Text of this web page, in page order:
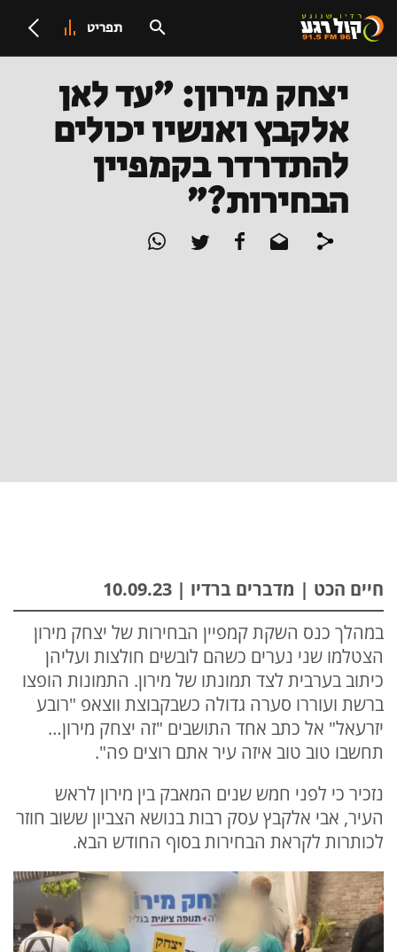
תפריט
יצחק מירון: "עד לאן
אלקבץ ואנשיו יכולים
להתדרדר בקמפיין
הבחירות?"
חיים הכט | מדברים ברדיו | 10.09.23
במהלך כנס השקת קמפיין הבחירות של יצחק מירון
הצטלמו שני נערים כשהם לובשים חולצות ועליהן
כיתוב בערבית לצד תמונתו של מירון. התמונות הופצו
ברשת ועוררו סערה גדולה כשבקבוצת ווצאפ "רובע
יזרעאל" אל כתב אחד התושבים "זה יצחק מירון…
תחשבו טוב טוב איזה עיר אתם רוצים פה".
נזכיר כי לפני חמש שנים המאבק בין מירון לראש
העיר, אבי אלקבץ עסק רבות בנושא הצביון ששוב חוזר
לכותרות לקראת הבחירות בסוף החודש הבא.